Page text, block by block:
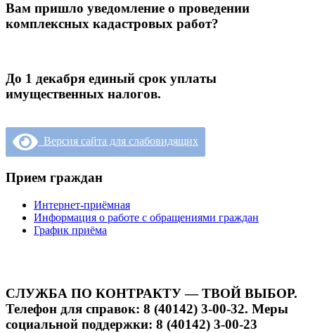
Вам пришло уведомление о проведении
комплексных кадастровых работ?
До 1 декабря единый срок уплаты
имущественных налогов.
Версия сайта для слабовидящих
Прием граждан
Интернет-приёмная
Информация о работе с обращениями граждан
График приёма
СЛУЖБА ПО КОНТРАКТУ — ТВОЙ ВЫБОР.
Телефон для справок: 8 (40142) 3-00-32. Меры
социальной поддержки: 8 (40142) 3-00-23